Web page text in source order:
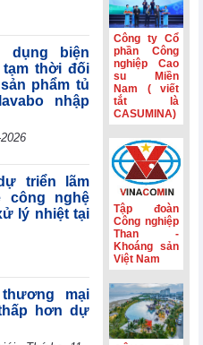
cho các nền kinh
tế mới nổi
Hành trình gắn
kết và nét đẹp
văn hóa Phân lân
Không còn lãi
lợi nhuận quý
II/2026 của HBC
giảm 55%
Lợi nhuận sau
thuế 6 tháng
giảm 82,9%,
dòng tiền âm
dụng biện
thời đối
phẩm tủ
nhập
triển lãm
công nghệ
lý nhiệt tại
mại
hơn dự
Công ty Cổ
phần Công
nghiệp Cao
su Miền
Nam ( viết
tắt là
CASUMINA)
Tập đoàn
Công nghiệp
Than -
Khoáng sản
Việt Nam